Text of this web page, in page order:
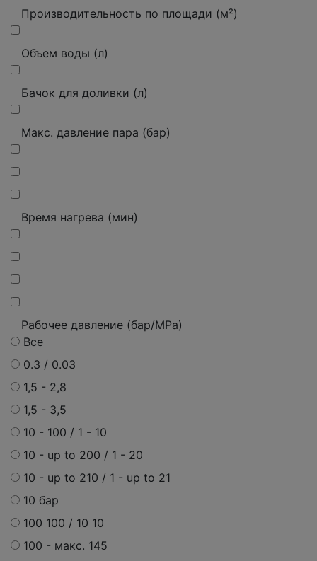
Производительность по площади (м²)
Объем воды (л)
Бачок для доливки (л)
Макс. давление пара (бар)
Время нагрева (мин)
Рабочее давление (бар/MPa)
Все
0.3 / 0.03
1,5 - 2,8
1,5 - 3,5
10 - 100 / 1 - 10
10 - up to 200 / 1 - 20
10 - up to 210 / 1 - up to 21
10 бар
100 100 / 10 10
100 - макс. 145